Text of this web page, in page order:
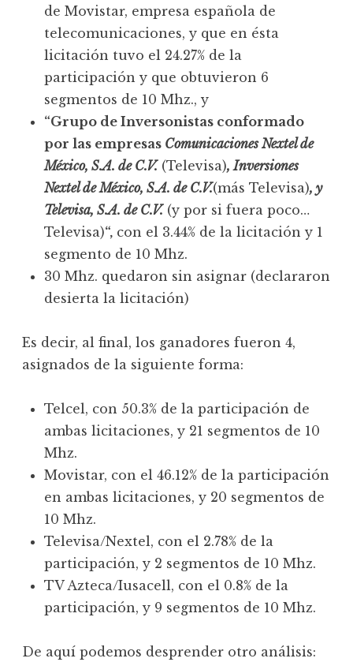
de Movistar, empresa española de
telecomunicaciones, y que en ésta
licitación tuvo el 24.27% de la
participación y que obtuvieron 6
segmentos de 10 Mhz., y
“Grupo de Inversonistas conformado
por las empresas Comunicaciones Nextel de
México, S.A. de C.V.(Televisa), Inversiones
Nextel de México, S.A. de C.V.(más Televisa), y
Televisa, S.A. de C.V.(y por si fuera poco…
Televisa)“, con el 3.44% de la licitación y 1
segmento de 10 Mhz.
30 Mhz. quedaron sin asignar (declararon
desierta la licitación)
Es decir, al final, los ganadores fueron 4,
asignados de la siguiente forma:
Telcel, con 50.3% de la participación de
ambas licitaciones, y 21 segmentos de 10
Mhz.
Movistar, con el 46.12% de la participación
en ambas licitaciones, y 20 segmentos de
10 Mhz.
Televisa/Nextel, con el 2.78% de la
participación, y 2 segmentos de 10 Mhz.
TV Azteca/Iusacell, con el 0.8% de la
participación, y 9 segmentos de 10 Mhz.
De aquí podemos desprender otro análisis: